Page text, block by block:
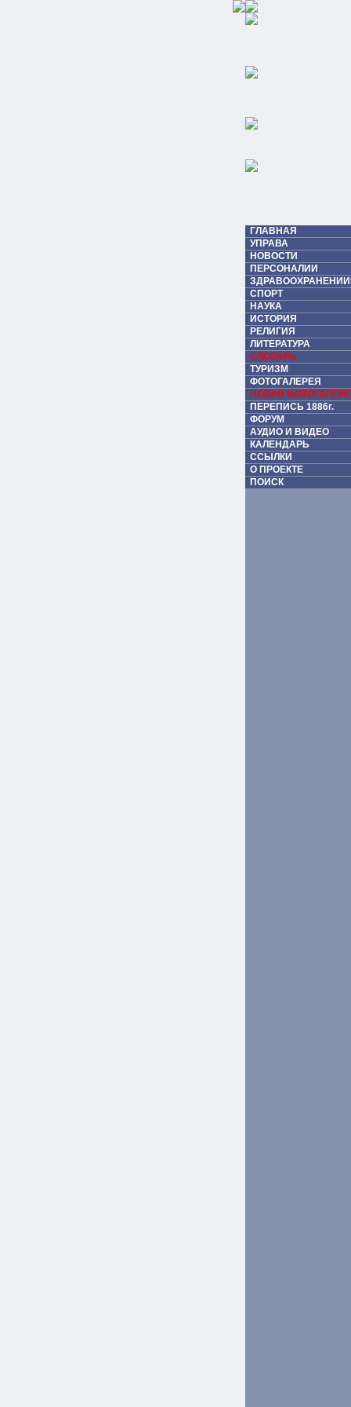
ГЛАВНАЯ
УПРАВА
НОВОСТИ
ПЕРСОНАЛИИ
СПОРТ
НАУКА
ИСТОРИЯ
РЕЛИГИЯ
ЛИТЕРАТУРА
СЛОВАРЬ
ТУРИЗМ
ФОТОГАЛЕРЕЯ
НОВАЯ
ПЕРЕПИСЬ 1886г.
ФОРУМ
АУДИО И ВИДЕО
КАЛЕНДАРЬ
ССЫЛКИ
О ПРОЕКТЕ
ПОИСК